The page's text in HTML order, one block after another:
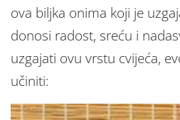
ova biljka onima koji je
donosi radost, sreću i
uzgajati ovu vrstu cvijeća,
učiniti: